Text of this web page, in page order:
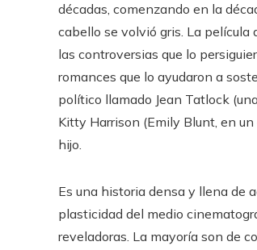
décadas, comenzando en la
cabello se volvió gris. La
las controversias que lo
romances que lo ayudaron a
político llamado Jean Tatlock
Kitty Harrison (Emily Blunt, en
hijo.
Es una historia densa y llena de
plasticidad del medio
reveladoras. La mayoría son de